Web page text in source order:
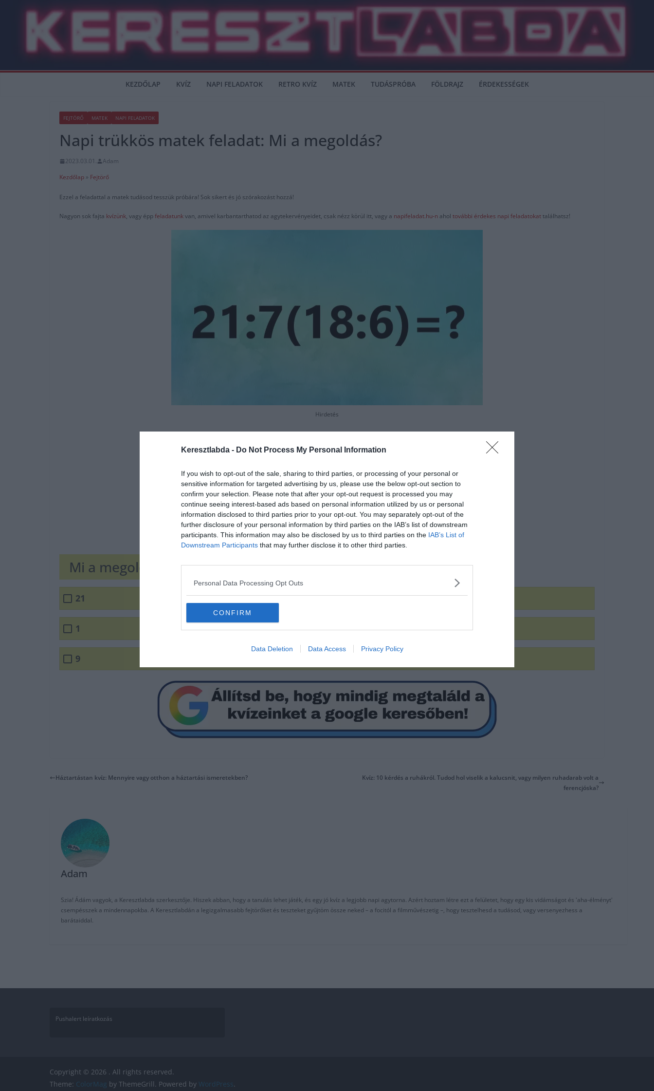
Keresztlabda - Do Not Process My Personal Information
If you wish to opt-out of the sale, sharing to third parties, or processing of your personal or
sensitive information for targeted advertising by us, please use the below opt-out section to
confirm your selection. Please note that after your opt-out request is processed you may
continue seeing interest-based ads based on personal information utilized by us or personal
information disclosed to third parties prior to your opt-out. You may separately opt-out of the
further disclosure of your personal information by third parties on the IAB’s list of downstream
participants. This information may also be disclosed by us to third parties on the IAB’s List of
Downstream Participants that may further disclose it to other third parties.
Personal Data Processing Opt Outs
CONFIRM
Data Deletion Data Access Privacy Policy
KEZDŐLAP KVÍZ NAPI FELADATOK RETRO KVÍZ MATEK TUDÁSPRÓBA FÖLDRAJZ ÉRDEKESSÉGEK
FEJTÖRŐ MATEK NAPI FELADATOK
Napi trükkös matek feladat: Mi a megoldás?
2023.03.01.
Adam
Kezdőlap » Fejtörő
Ezzel a feladattal a matek tudásod tesszük próbára! Sok sikert és jó szórakozást hozzá!
Nagyon sok fajta kvízünk, vagy éppfeladatunkvan, amivel karbantarthatod az agytekervényeidet, csak nézz körül itt, vagy a napifeladat.hu-n ahol további érdekes napi feladatokattalálhatsz!
Hirdetés
Mi a megoldás?
21
1
9
Háztartástan kvíz: Mennyire vagy otthon a háztartási ismeretekben?
Kvíz: 10 kérdés a ruhákról. Tudod hol viselik a kalucsnit, vagy milyen ruhadarab volt a
ferencjóska?
Adam
Szia! Ádám vagyok, a Keresztlabda szerkesztője. Hiszek abban, hogy a tanulás lehet játék, és egy jó kvíz a legjobb napi agytorna. Azért hoztam létre ezt a felületet, hogy egy kis vidámságot és 'aha-élményt'
csempésszek a mindennapokba. A Keresztlabdán a legizgalmasabb fejtörőket és teszteket gyűjtöm össze neked – a focitól a filmművészetig –, hogy tesztelhesd a tudásod, vagy versenyezhess a
barátaiddal.
Pushalert leíratkozás
Copyright © 2026 . All rights reserved.
Theme: ColorMag by ThemeGrill. Powered by WordPress.